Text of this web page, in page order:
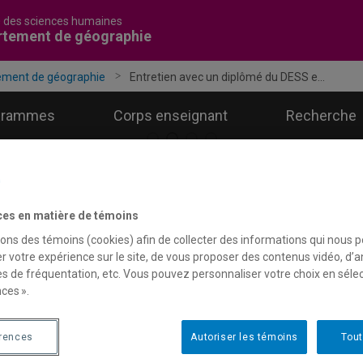
des sciences humaines
de géographie
de géographie Entretien avec un diplômé du DESS e...
Corps enseignant Recherche
avec un diplômé du
et
géographie | Série: « Ici,
en matière de témoins
des témoins (cookies) afin de collecter des informations qui nous
votre expérience sur le site, de vous proposer des contenus vidéo,
de fréquentation, etc. Vous pouvez personnaliser votre choix en
».
Autoriser les témoins